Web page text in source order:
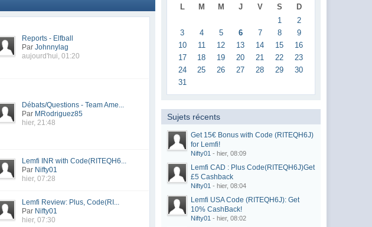
Reports - Elfball
ParJohnnylag
aujourd'hui, 01:20
Débats/Questions - Team Ame...
Par MRodriguez85
hier, 21:48
Lemfi INR with Code(RITEQH6...
Par Nifty01
hier, 07:28
Lemfi Review: Plus, Code(RI...
Par Nifty01
hier, 07:30
L M M J V S
D
1
2
3
4 5 6 7 8
9
10
11 12 13 14 15
16
17
18 19 20 21 22
23
24
25 26 27 28 29
30
31
Sujets récents
Get 15€ Bonus with Code (RITEQH6J)
for Lemfi!
Nifty01 - hier, 08:09
Lemfi CAD : Plus Code(RITEQH6J)Get
£5 Cashback
Nifty01 - hier, 08:04
Lemfi USA Code (RITEQH6J): Get
10% CashBack!
Nifty01 - hier, 08:02